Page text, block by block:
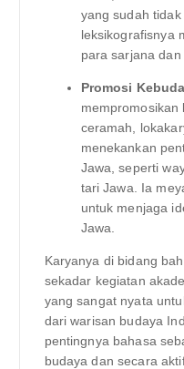
yang sudah
leksikografisnya
para sarjana dan
Promosi
mempromosikan
ceramah,
menekankan
Jawa, seperti
tari Jawa. Ia
untuk menjaga
Jawa.
Karyanya di bidang
sekadar kegiatan
yang sangat nyata
dari warisan budaya
pentingnya bahasa
budaya dan secara